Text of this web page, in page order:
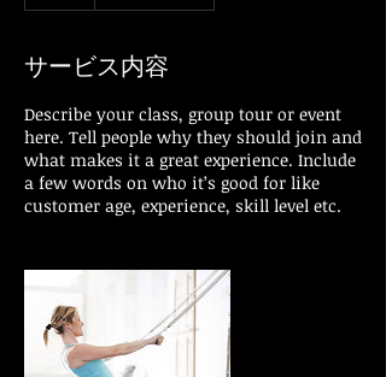
サービス内容
Describe your class, group tour or event
here. Tell people why they should join and
what makes it a great experience. Include
a few words on who it’s good for like
customer age, experience, skill level etc.